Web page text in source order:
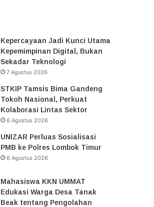
Kepercayaan Jadi Kunci Utama
Kepemimpinan Digital, Bukan
Sekadar Teknologi
7 Agustus 2026
STKIP Tamsis Bima Gandeng
Tokoh Nasional, Perkuat
Kolaborasi Lintas Sektor
6 Agustus 2026
UNIZAR Perluas Sosialisasi
PMB ke Polres Lombok Timur
6 Agustus 2026
Mahasiswa KKN UMMAT
Edukasi Warga Desa Tanak
Beak tentang Pengolahan